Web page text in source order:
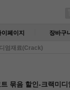
이페이지 장바구
엄재료(Crack)
묶음 할인-크랙미디